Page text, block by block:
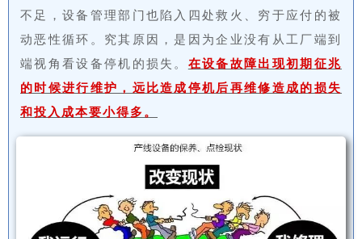
不足，设备管理部门也陷入四处救火、穷于应付的被
动恶性循环。究其原因，是因为企业没有从工厂端到
端视角看设备停机的损失。 在设备故障出现初期征兆
的时候进行维护，远比造成停机后再维修造成的损失
和投入成本要小得多。